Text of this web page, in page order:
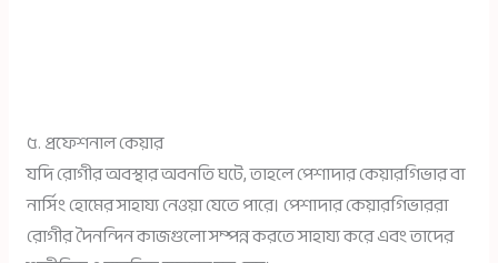
৫. প্রফেশনাল কেয়ার
যদি রোগীর অবস্থার অবনতি ঘটে, তাহলে পেশাদার কেয়ারগিভার বা
নার্সিং হোমের সাহায্য নেওয়া যেতে পারে। পেশাদার কেয়ারগিভাররা
রোগীর দৈনন্দিন কাজগুলো সম্পন্ন করতে সাহায্য করে এবং তাদের